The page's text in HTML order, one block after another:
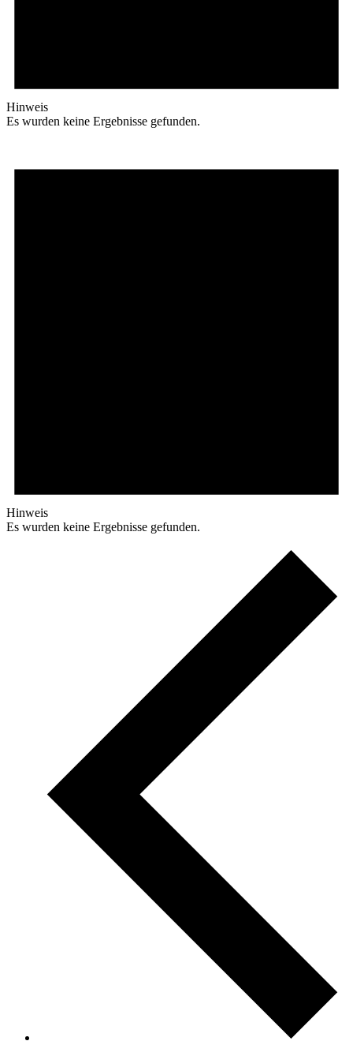
Hinweis
Es wurden keine Ergebnisse gefunden.
Hinweis
Es wurden keine Ergebnisse gefunden.